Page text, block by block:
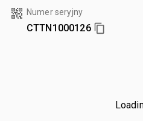
Numer seryjny
CTTN1000126